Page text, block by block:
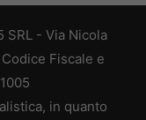
SRL - Via Nicola
Fiscale e
in quanto